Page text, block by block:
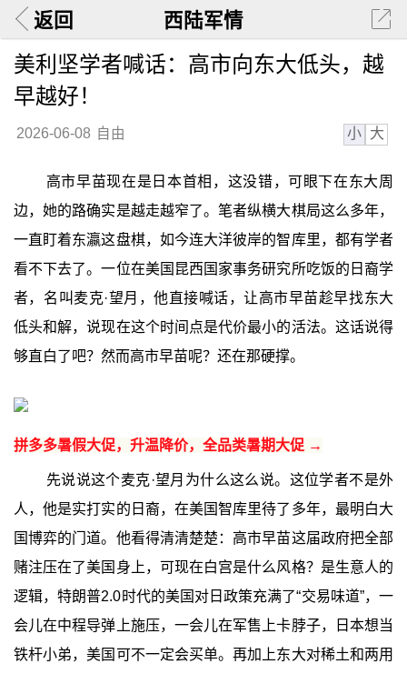
返回 西陆军情
美利坚学者喊话：高市向东大低头，越
早越好！
2026-06-08 自由 小 大
高市早苗现在是日本首相，这没错，可眼下在东大周
边，她的路确实是越走越窄了。笔者纵横大棋局这么多年，
一直盯着东瀛这盘棋，如今连大洋彼岸的智库里，都有学者
看不下去了。一位在美国昆西国家事务研究所吃饭的日裔学
者，名叫麦克·望月，他直接喊话，让高市早苗趁早找东大
低头和解，说现在这个时间点是代价最小的活法。这话说得
够直白了吧？然而高市早苗呢？还在那硬撑。
拼多多暑假大促，升温降价，全品类暑期大促 →
先说说这个麦克·望月为什么这么说。这位学者不是外
人，他是实打实的日裔，在美国智库里待了多年，最明白大
国博弈的门道。他看得清清楚楚：高市早苗这届政府把全部
赌注压在了美国身上，可现在白宫是什么风格？是生意人的
逻辑，特朗普2.0时代的美国对日政策充满了“交易味道”，一
会儿在中程导弹上施压，一会儿在军售上卡脖子，日本想当
铁杆小弟，美国可不一定会买单。再加上东大对稀土和两用